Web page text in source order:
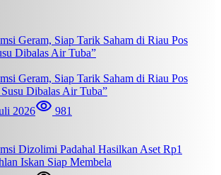
Geram, Siap Tarik Saham di Riau Pos
Dibalas Air Tuba”
2026
981
Dizolimi Padahal Hasilkan Aset Rp1
Iskan Siap Membela